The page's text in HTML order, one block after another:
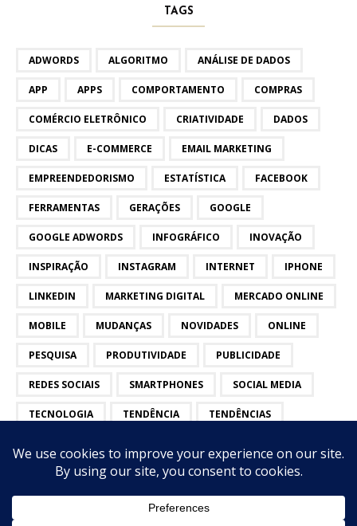
TAGS
ADWORDS ALGORITMO ANÁLISE DE DADOS
APP APPS COMPORTAMENTO COMPRAS
COMÉRCIO ELETRÔNICO CRIATIVIDADE DADOS
DICAS E-COMMERCE EMAIL MARKETING
EMPREENDEDORISMO ESTATÍSTICA FACEBOOK
FERRAMENTAS GERAÇÕES GOOGLE
GOOGLE ADWORDS INFOGRÁFICO INOVAÇÃO
INSPIRAÇÃO INSTAGRAM INTERNET IPHONE
LINKEDIN MARKETING DIGITAL MERCADO ONLINE
MOBILE MUDANÇAS NOVIDADES ONLINE
PESQUISA PRODUTIVIDADE PUBLICIDADE
REDES SOCIAIS SMARTPHONES SOCIAL MEDIA
TECNOLOGIA TENDÊNCIA TENDÊNCIAS